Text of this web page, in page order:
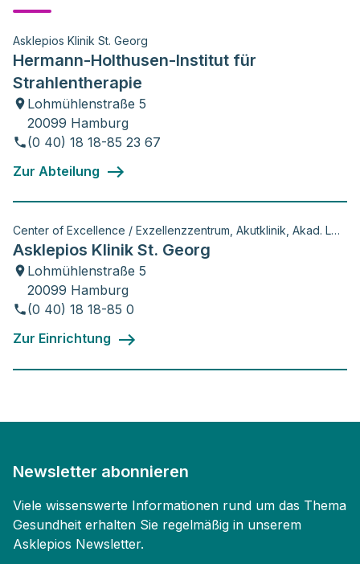
Asklepios Klinik St. Georg
Hermann-Holthusen-Institut für
Strahlentherapie
Lohmühlenstraße 5
20099 Hamburg
(0 40) 18 18-85 23 67
Zur Abteilung
Center of Excellence / Exzellenzzentrum, Akutklinik, Akad. Lehrkrankenhaus, Wiss. Aktivitäten
Asklepios Klinik St. Georg
Lohmühlenstraße 5
20099 Hamburg
(0 40) 18 18-85 0
Zur Einrichtung
Newsletter abonnieren
Viele wissenswerte Informationen rund um das Thema
Gesundheit erhalten Sie regelmäßig in unserem
Asklepios Newsletter.